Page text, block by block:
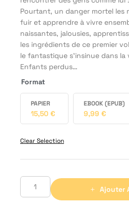
Pourtant, un danger mortel les
fuir et apprendre à vivre
naissantes, jalousies,
les ingrédients de ce premier
le fantastique s’insinue dans la
Enfants perdus…
Format
PAPIER
15,50 €
EBOOK (EPUB)
9,99 €
Clear Selection
Ajouter